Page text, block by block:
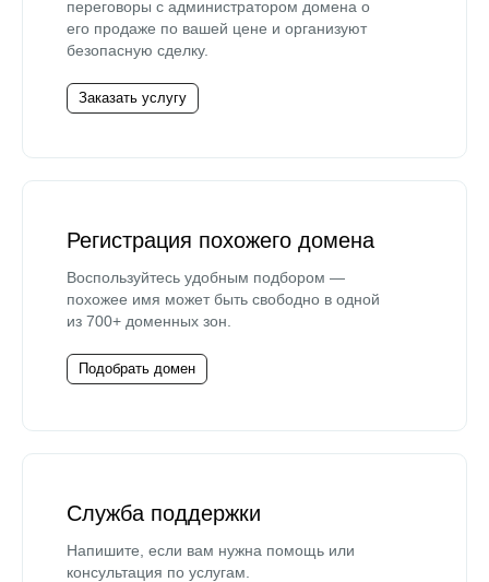
переговоры с администратором домена о
его продаже по вашей цене и организуют
безопасную сделку.
Заказать услугу
Регистрация похожего домена
Воспользуйтесь удобным подбором —
похожее имя может быть свободно в одной
из 700+ доменных зон.
Подобрать домен
Служба поддержки
Напишите, если вам нужна помощь или
консультация по услугам.